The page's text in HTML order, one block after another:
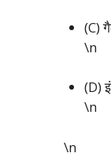
(C)
\n
(D)
\n
\n